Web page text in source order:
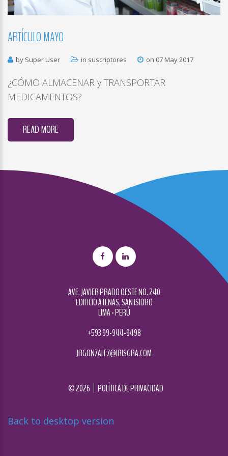
ARTÍCULOMAYO
by Super User in suscriptores on 07 May 2017
¿CÓMO ALMACENAR y TRANSPORTAR
MEDICAMENTOS?
READ MORE
AVE. JAVIER PRADO OESTE NO. 240
EDIFICIO ATENAS, SAN ISIDRO
LIMA - PERÚ
+593 99-944-9498
JRGONZALEZ@IRISGRA.COM
©2026 POLÍTICA DE PRIVACIDAD
Back to desktop version